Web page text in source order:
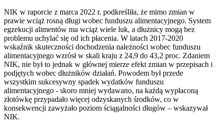
NIK w raporcie z marca 2022 r. podkreśliła, że mimo zmian w
prawie wciąż rosną długi wobec funduszu alimentacyjnego. System
egzekucji alimentów ma wciąż wiele luk, a dłużnicy mogą bez
problemu uchylać się od ich płacenia. W latach 2017-2020
wskaźnik skuteczności dochodzenia należności wobec funduszu
alimentacyjnego wzrósł w skali kraju z 24,9 do 43,2 proc. Zdaniem
NIK, nie był to jednak w głównej mierze efekt zmian w przepisach i
podjętych wobec dłużników działań. Powodem był przede
wszystkim sukcesywny spadek wydatków funduszu
alimentacyjnego - skoro mniej wydawano, na każdą wypłaconą
złotówkę przypadało więcej odzyskanych środków, co w
konsekwencji zawyżało poziom ściągalności długów – wskazywał
NIK.